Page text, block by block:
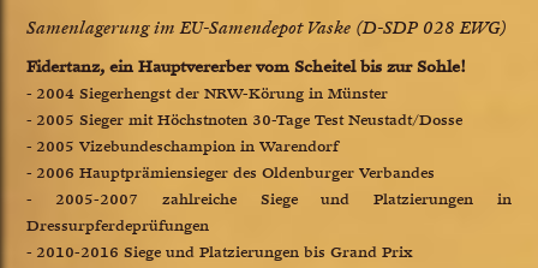
Samenlagerung im EU-Samendepot Vaske (D-SDP 028 EWG)
Fidertanz, ein Hauptvererber vom Scheitel bis zur Sohle!
- 2004 Siegerhengst der NRW-Körung in Münster
- 2005 Sieger mit Höchstnoten 30-Tage Test Neustadt/Dosse
- 2005 Vizebundeschampion in Warendorf
- 2006 Hauptprämiensieger des Oldenburger Verbandes
- 2005-2007 zahlreiche Siege und Platzierungen in
Dressurpferdeprüfungen
- 2010-2016 Siege und Platzierungen bis Grand Prix